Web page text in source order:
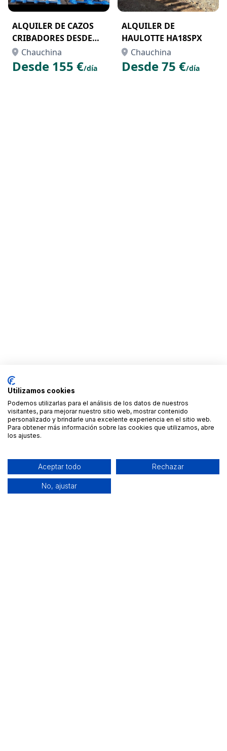
ALQUILER DE CAZOS
CRIBADORES DESDE
9TN A 30TN
Chauchina
Desde 155 €/día
ALQUILER DE
HAULOTTE HA18SPX
Chauchina
Desde 75 €/día
Utilizamos cookies
Podemos utilizarlas para el análisis de los datos de nuestros
visitantes, para mejorar nuestro sitio web, mostrar contenido
personalizado y brindarle una excelente experiencia en el sitio web.
Para obtener más información sobre las cookies que utilizamos, abre
los ajustes.
Aceptar todo Rechazar
No, ajustar